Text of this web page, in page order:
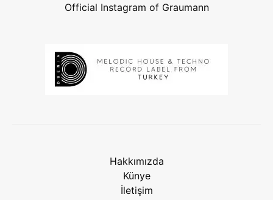
Official Instagram of Graumann
Hakkımızda
Künye
İletişim